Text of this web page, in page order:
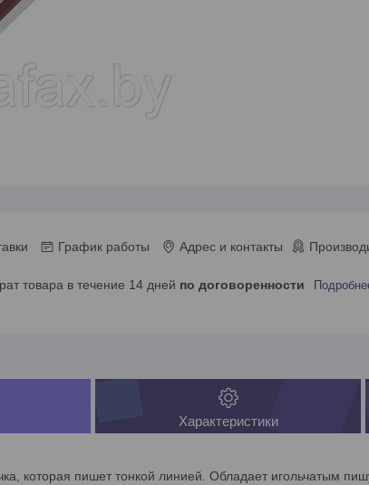
График работы Адрес и контакты
товара в течение 14 дней по договоренности
Характеристики
которая пишет тонкой линией. Обладает игольчатым